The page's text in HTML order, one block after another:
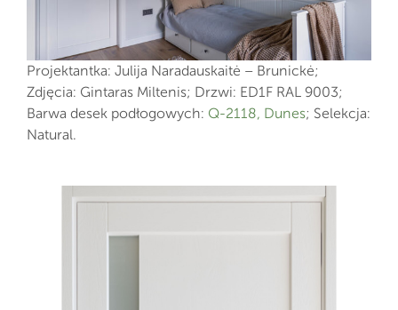
Projektantka: Julija Naradauskaitė – Brunickė;
Zdjęcia: Gintaras Miltenis; Drzwi: ED1F RAL 9003;
Barwa desek podłogowych: Q-2118, Dunes; Selekcja:
Natural.